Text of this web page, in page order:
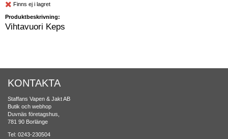
Finns ej i lagret
Produktbeskrivning:
Vihtavuori Keps
KONTAKTA
Staffans Vapen & Jakt AB
Butik och webhop
Duvnäs företagshus,
781 90 Borlänge
Tel: 0243-230504